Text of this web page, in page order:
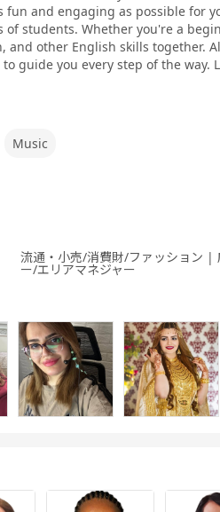
教材
教材
基礎
実践
Let's Go (レ
ッツゴー)
都道府県教材フリートーク職
fun and engaging as possible for
of students. Whether you're a
and other English skills together.
guide you every step of the way.
Music
流通・小売/消費財/ファッション |
ー/エリアマネジャー